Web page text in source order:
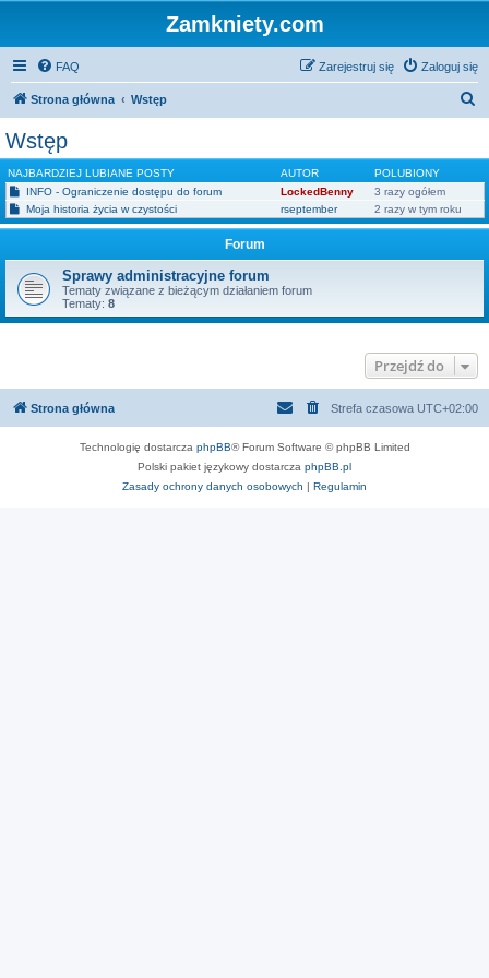
Zamkniety.com
FAQ Zaloguj się
Zarejestruj się
Strona główna Wstęp
j
Wstęp
NAJBARDZIEJ LUBIANE POSTY AUTOR
POLUBIONY
INFO - Ograniczenie dostępu do forum
LockedBenny
3 razy ogółem
Moja historia życia w czystości
rseptember 2 razy w tym roku
Forum
Sprawy administracyjne forum
Tematy związane z bieżącym działaniem forum
Tematy: 8
Przejdź do
Strona główna Strefa czasowa UTC+02:00
Technologię dostarcza phpBB® Forum Software © phpBB Limited
Polski pakiet językowy dostarcza phpBB.pl
Zasady ochrony danych osobowych | Regulamin